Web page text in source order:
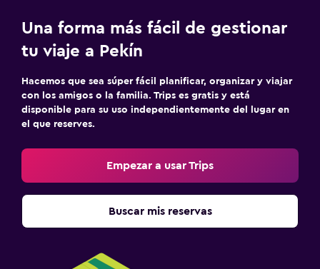
Una forma más fácil de gestionar
tu viaje a Pekín
Hacemos que sea súper fácil planificar, organizar y viajar
con los amigos o la familia. Trips es gratis y está
disponible para su uso independientemente del lugar en
el que reserves.
Empezar a usar Trips
Buscar mis reservas